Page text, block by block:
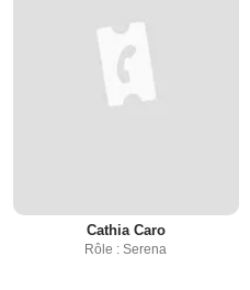
Cathia Caro
Rôle : Serena